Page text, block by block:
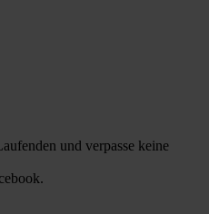
und verpasse keine